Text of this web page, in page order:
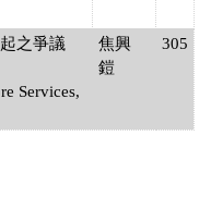
之爭議
Services,
焦興
鎧
305